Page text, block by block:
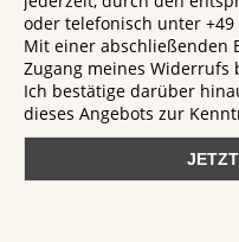
oder telefonisch unter
Mit einer abschließenden
Zugang meines
Ich bestätige darüber
dieses Angebots zur